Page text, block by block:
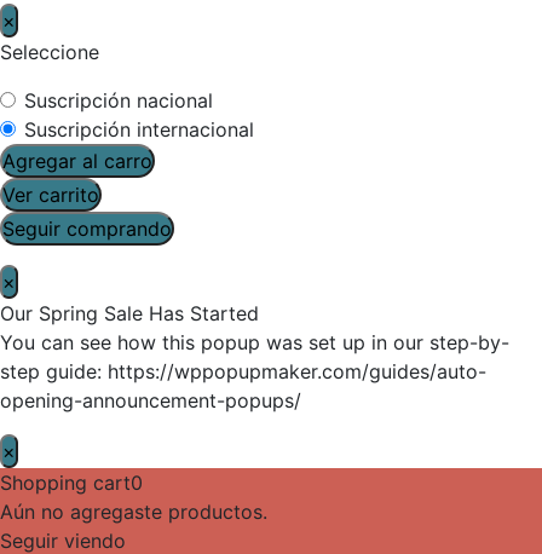
×
Seleccione
Suscripción nacional
Suscripción internacional
Agregar al carro
Ver carrito
Seguir comprando
×
Our Spring Sale Has Started
You can see how this popup was set up in our step-by-
step guide: https://wppopupmaker.com/guides/auto-
opening-announcement-popups/
×
Shopping cart0
Aún no agregaste productos.
Seguir viendo